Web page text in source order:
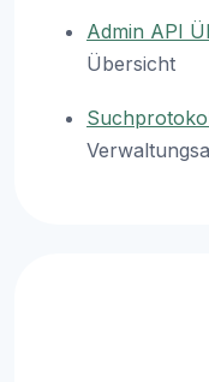
Admin API
Übersicht